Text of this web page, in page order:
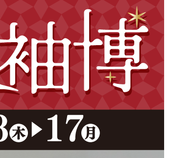
〈10:00-最終16:00〉
｜レンタル・購入両
他〉
ット一目瞭然】
受付中
フト券 2,000 円分を